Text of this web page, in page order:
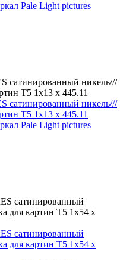
Pale Light pictures
Pale Light pictures